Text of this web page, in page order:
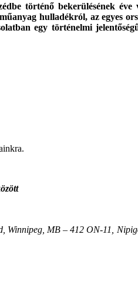
történő bekerülésének
hulladékról, az egyes
egy történelmi
Winnipeg, MB – 412 ON-11,